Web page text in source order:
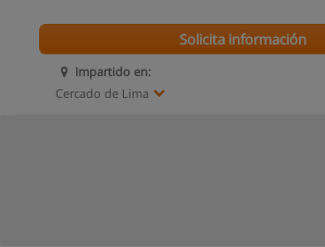
Impartido en:
Cercado de Lima
Solicita información